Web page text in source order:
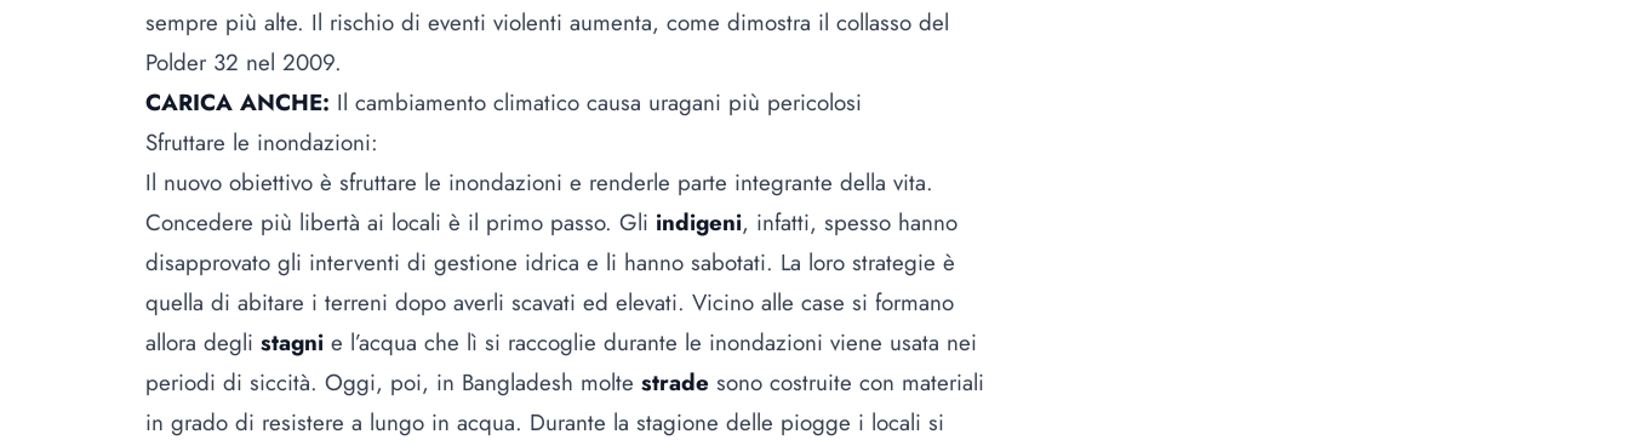
sempre più alte. Il rischio di eventi violenti aumenta, come dimostra il collasso del
Polder 32 nel 2009.
CARICA ANCHE: Il cambiamento climatico causa uragani più pericolosi
Sfruttare le inondazioni:
Il nuovo obiettivo è sfruttare le inondazioni e renderle parte integrante della vita.
Concedere più libertà ai locali è il primo passo. Gli indigeni, infatti, spesso hanno
disapprovato gli interventi di gestione idrica e li hanno sabotati. La loro strategie è
quella di abitare i terreni dopo averli scavati ed elevati. Vicino alle case si formano
allora degli stagni e l’acqua che lì si raccoglie durante le inondazioni viene usata nei
periodi di siccità. Oggi, poi, in Bangladesh molte strade sono costruite con materiali
in grado di resistere a lungo in acqua. Durante la stagione delle piogge i locali si